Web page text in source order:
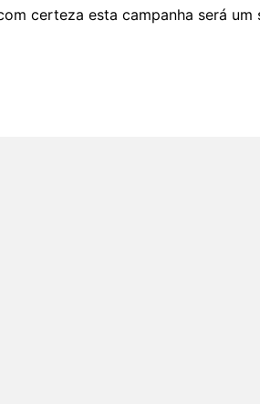
certeza esta campanha será um